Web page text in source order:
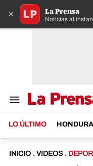
× La Prensa
Noticias al
LO ÚLTIMO
INICIO . VIDEOS .